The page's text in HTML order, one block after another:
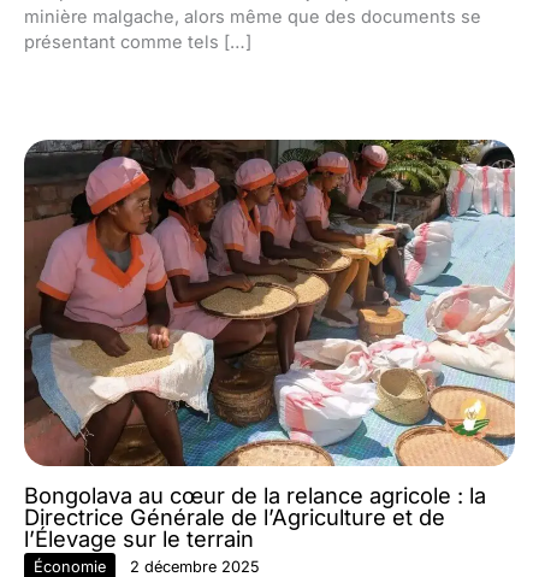
minière malgache, alors même que des documents se
présentant comme tels […]
Bongolava au cœur de la relance agricole : la
Directrice Générale de l’Agriculture et de
l’Élevage sur le terrain
Économie 2 décembre 2025